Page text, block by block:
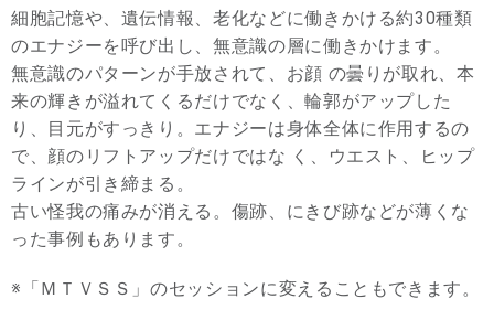
細胞記憶や、遺伝情報、老化などに働きかける約30種類
のエナジーを呼び出し、無意識の層に働きかけます。
無意識のパターンが手放されて、お顔 の曇りが取れ、本
来の輝きが溢れてくるだけでなく、輪郭がアップした
り、目元がすっきり。エナジーは身体全体に作用するの
で、顔のリフトアップだけではな く、ウエスト、ヒップ
ラインが引き締まる。
古い怪我の痛みが消える。傷跡、にきび跡などが薄くな
った事例もあります。
※「ＭＴＶＳＳ」のセッションに変えることもできます。